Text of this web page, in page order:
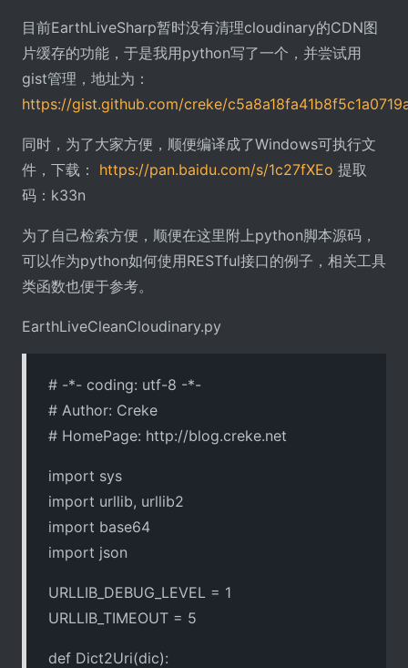
目前EarthLiveSharp暂时没有清理cloudinary的CDN图
片缓存的功能，于是我用python写了一个，并尝试用
gist管理，地址为：
https://gist.github.com/creke/
同时，为了大家方便，顺便编译成了Windows可执行文
件，下载： https://pan.baidu.com/s/1c27fXEo 提取
码：k33n
为了自己检索方便，顺便在这里附上python脚本源码，
可以作为python如何使用RESTful接口的例子，相关工具
类函数也便于参考。
EarthLiveCleanCloudinary.py
# -*- coding: utf-8 -*-
# Author: Creke
# HomePage: http://blog.creke.net
import sys
import urllib, urllib2
import base64
import json
URLLIB_DEBUG_LEVEL = 1
URLLIB_TIMEOUT = 5
def Dict2Uri(dic):